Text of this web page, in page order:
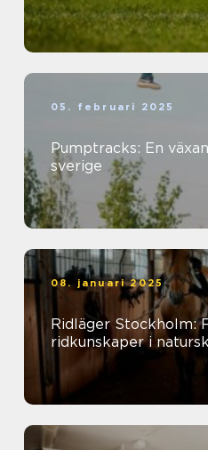
05. februari 2025
Pumptracks: En
sverige
08. januari 2025
Ridläger Stockholm:
ridkunskaper i